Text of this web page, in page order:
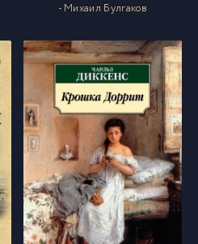
- Михаил Булгаков